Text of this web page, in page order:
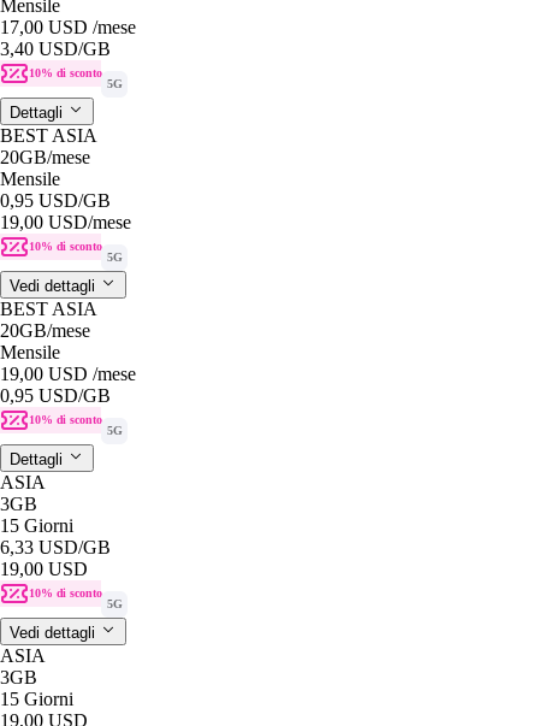
Mensile
17,00 USD /mese
3,40 USD/GB
10% di sconto
5G
Dettagli
BEST ASIA
20GB/mese
Mensile
0,95 USD/GB
19,00 USD/mese
10% di sconto
5G
Vedi dettagli
BEST ASIA
20GB/mese
Mensile
19,00 USD /mese
0,95 USD/GB
10% di sconto
5G
Dettagli
ASIA
3GB
15 Giorni
6,33 USD/GB
19,00 USD
10% di sconto
5G
Vedi dettagli
ASIA
3GB
15 Giorni
19,00 USD